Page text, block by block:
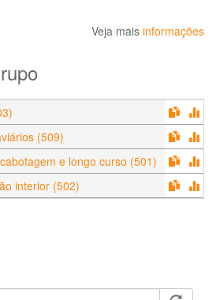
Veja mais informações
(509)
e longo curso (501)
interior (502)